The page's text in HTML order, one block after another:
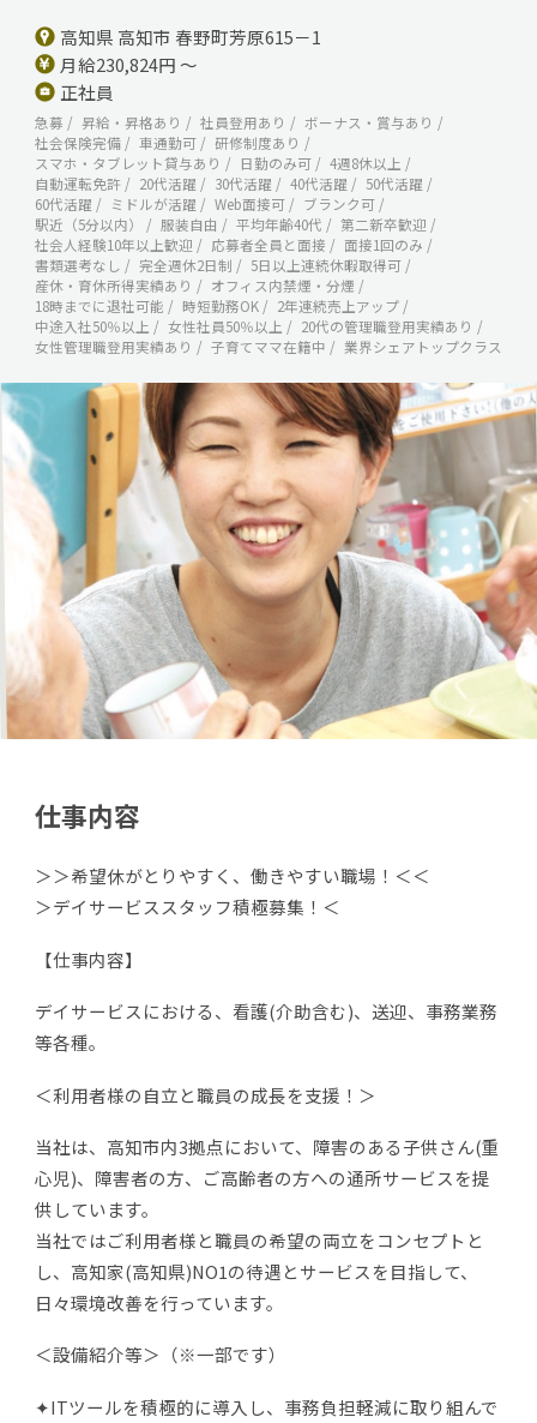
高知県 高知市 春野町芳原615－1
月給230,824円 ～
正社員
急募 昇給・昇格あり 社員登用あり
ボーナス・賞与あり
社会保険完備
車通勤可
研修制度あり
スマホ・タブレット貸与あり
日勤のみ可
4週8休以上
自動運転免許
20代活躍 30代活躍 40代活躍
50代活躍
60代活躍
ミドルが活躍 Web面接可
ブランク可
駅近（5分以内）
服装自由 平均年齢40代
第二新卒歓迎
社会人経験10年以上歓迎
応募者全員と面接
面接1回のみ
書類選考なし
完全週休2日制
5日以上連続休暇取得可
産休・育休所得実績あり
オフィス内禁煙・分煙
18時までに退社可能
時短勤務OK
2年連続売上アップ
中途入社50％以上
女性社員50％以上
20代の管理職登用実績あり
女性管理職登用実績あり
子育てママ在籍中 業界シェアトップクラス
仕事内容
＞＞希望休がとりやすく、働きやすい職場！＜＜
＞デイサービススタッフ積極募集！＜
【仕事内容】
デイサービスにおける、看護(介助含む)、送迎、事務業務
等各種。
＜利用者様の自立と職員の成長を支援！＞
当社は、高知市内3拠点において、障害のある子供さん(重
心児)、障害者の方、ご高齢者の方への通所サービスを提
供しています。
当社ではご利用者様と職員の希望の両立をコンセプトと
し、高知家(高知県)NO1の待遇とサービスを目指して、
日々環境改善を行っています。
＜設備紹介等＞（※一部です）
✦ITツールを積極的に導入し、事務負担軽減に取り組んで